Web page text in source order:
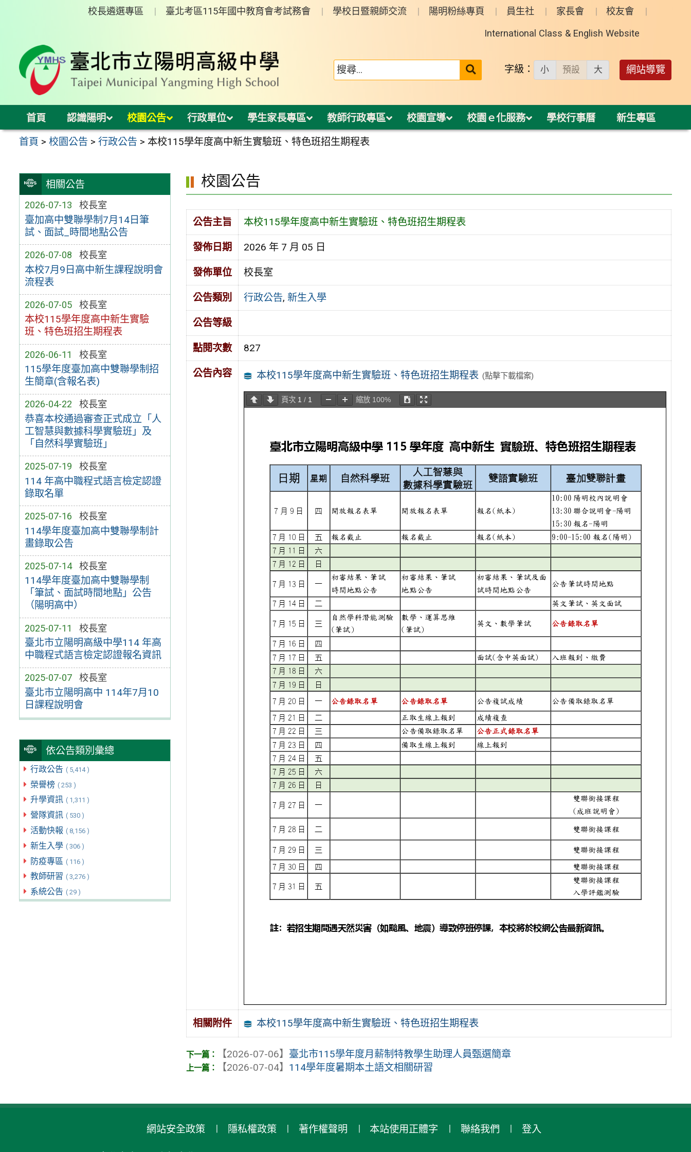
校長遴選專區 臺北考區115年國中教育會考試務會 學校日暨親師交流 陽明粉絲專頁 員生社 家長會 校友會
International Class & English Website
送出 字級： 小 預設 大 網站導覽
首頁 認識陽明 校園公告 行政單位 學生家長專區 教師行政專區 校園宣導 校園ｅ化服務 學校行事曆 新生專區
首頁 >校園公告 >行政公告 > 本校115學年度高中新生實驗班、特色班招生期程表
相關公告
2026-07-13 校長室
臺加高中雙聯學制7月14日筆
試、面試_時間地點公告
2026-07-08 校長室
本校7月9日高中新生課程說明會
流程表
2026-07-05 校長室
本校115學年度高中新生實驗
班、特色班招生期程表
2026-06-11 校長室
115學年度臺加高中雙聯學制招
生簡章(含報名表)
2026-04-22 校長室
恭喜本校通過審查正式成立「人
工智慧與數據科學實驗班」及
「自然科學實驗班」
2025-07-19 校長室
114 年高中職程式語言檢定認證
錄取名單
2025-07-16 校長室
114學年度臺加高中雙聯學制計
畫錄取公告
2025-07-14 校長室
114學年度臺加高中雙聯學制
「筆試、面試時間地點」公告
（陽明高中）
2025-07-11 校長室
臺北市立陽明高級中學114 年高
中職程式語言檢定認證報名資訊
2025-07-07 校長室
臺北市立陽明高中 114年7月10
日課程說明會
依公告類別彙總
行政公告 ( 5,414 )
榮譽榜 ( 253 )
升學資訊 ( 1,311 )
營隊資訊 ( 530 )
活動快報 ( 8,156 )
新生入學 ( 306 )
防疫專區 ( 116 )
教師研習 ( 3,276 )
系統公告 ( 29 )
校園公告
公告主旨 本校115學年度高中新生實驗班、特色班招生期程表
發佈日期 2026 年 7 月 05 日
發佈單位 校長室
公告類別 行政公告, 新生入學
公告等級
點閱次數 827
公告內容 本校115學年度高中新生實驗班、特色班招生期程表 (點擊下載檔案)
頁次 1 / 1 縮放 100%
相關附件 本校115學年度高中新生實驗班、特色班招生期程表
【2026-07-06】 臺北市115學年度月薪制特教學生助理人員甄選簡章
【2026-07-04】 114學年度暑期本土語文相關研習
網站安全政策 隱私權政策 著作權聲明 本站使用正體字 聯絡我們 登入